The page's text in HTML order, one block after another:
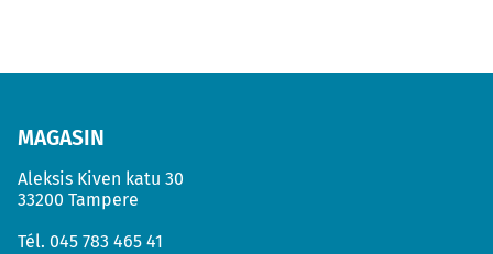
MAGASIN
Aleksis Kiven katu 30
33200 Tampere
Tél. 045 783 465 41